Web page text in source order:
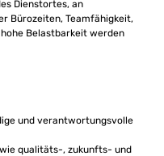
Dienstortes, an
Bürozeiten, Teamfähigkeit,
Belastbarkeit werden
und verantwortungsvolle
qualitäts-, zukunfts- und